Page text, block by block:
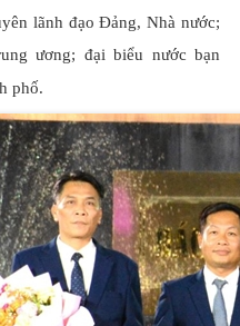
lãnh đạo Đảng, Nhà nước;
ương; đại biểu nước bạn
phố.